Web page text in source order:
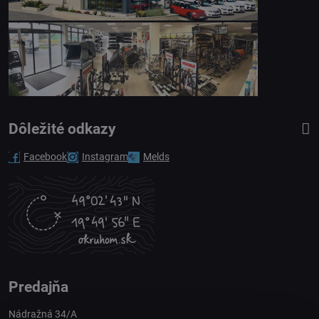
Dôležité odkazy
Facebook Instagram Melds
Predajňa
Nádražná 34/A